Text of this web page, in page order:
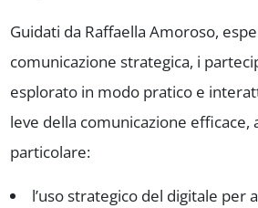
Guidati da Raffaella Amoroso,
comunicazione strategica, i
esplorato in modo pratico e
leve della comunicazione
particolare:
l’uso strategico del digitale per